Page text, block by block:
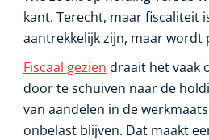
kant. Terecht, maar fiscaliteit
aantrekkelijk zijn, maar wordt
Fiscaal gezien draait het vaak
door te schuiven naar de
van aandelen in de
onbelast blijven. Dat maakt